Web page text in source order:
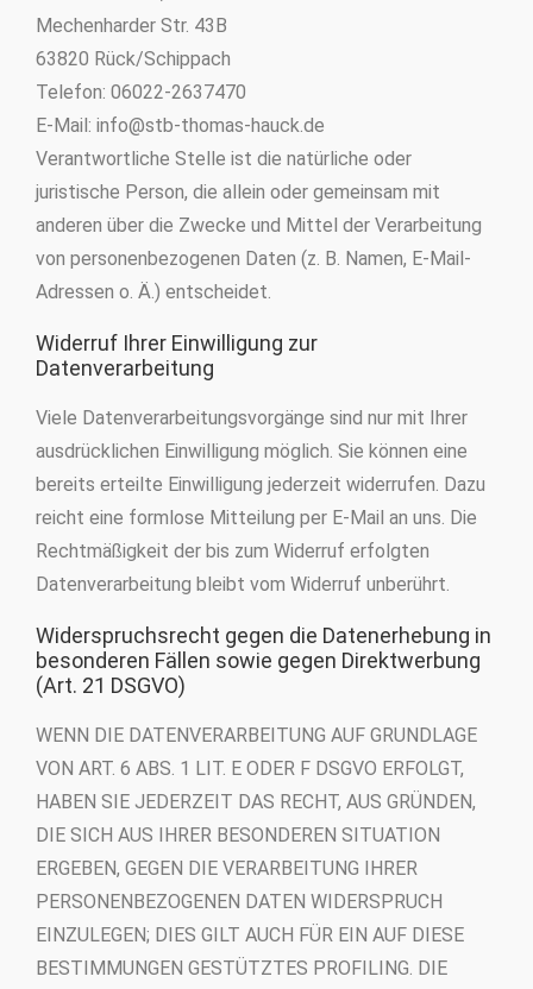
Mechenharder Str. 43B
63820 Rück/Schippach
Telefon: 06022-2637470
E-Mail: info@stb-thomas-hauck.de
Verantwortliche Stelle ist die natürliche oder
juristische Person, die allein oder gemeinsam mit
anderen über die Zwecke und Mittel der Verarbeitung
von personenbezogenen Daten (z. B. Namen, E-Mail-
Adressen o. Ä.) entscheidet.
Widerruf Ihrer Einwilligung zur
Datenverarbeitung
Viele Datenverarbeitungsvorgänge sind nur mit Ihrer
ausdrücklichen Einwilligung möglich. Sie können eine
bereits erteilte Einwilligung jederzeit widerrufen. Dazu
reicht eine formlose Mitteilung per E-Mail an uns. Die
Rechtmäßigkeit der bis zum Widerruf erfolgten
Datenverarbeitung bleibt vom Widerruf unberührt.
Widerspruchsrecht gegen die Datenerhebung in
besonderen Fällen sowie gegen Direktwerbung
(Art. 21 DSGVO)
WENN DIE DATENVERARBEITUNG AUF GRUNDLAGE
VON ART. 6 ABS. 1 LIT. E ODER F DSGVO ERFOLGT,
HABEN SIE JEDERZEIT DAS RECHT, AUS GRÜNDEN,
DIE SICH AUS IHRER BESONDEREN SITUATION
ERGEBEN, GEGEN DIE VERARBEITUNG IHRER
PERSONENBEZOGENEN DATEN WIDERSPRUCH
EINZULEGEN; DIES GILT AUCH FÜR EIN AUF DIESE
BESTIMMUNGEN GESTÜTZTES PROFILING. DIE